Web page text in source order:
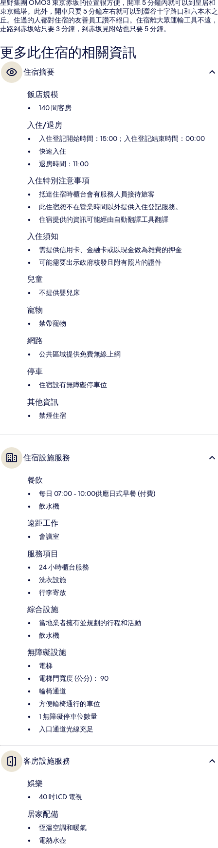
星野集團 OMO3 東京赤坂的位置很方便，開車 5 分鐘內就可以到皇居和
東京鐵塔。此外，開車只要 5 分鐘左右就可以到澀谷十字路口和六本木之
丘。住過的人都對住宿的友善員工讚不絕口。住宿離大眾運輸工具不遠，
走路到赤坂站只要 3 分鐘，到赤坂見附站也只要 5 分鐘。
更多此住宿的相關資訊
住宿摘要
飯店規模
140 間客房
入住/退房
入住登記開始時間：15:00；入住登記結束時間：00:00
快速入住
退房時間：11:00
入住特別注意事項
抵達住宿時櫃台會有服務人員接待旅客
此住宿恕不在營業時間以外提供入住登記服務。
住宿提供的資訊可能經由自動翻譯工具翻譯
入住須知
需提供信用卡、金融卡或以現金做為雜費的押金
可能需要出示政府核發且附有照片的證件
兒童
不提供嬰兒床
寵物
禁帶寵物
網路
公共區域提供免費無線上網
停車
住宿設有無障礙停車位
其他資訊
禁煙住宿
住宿設施服務
餐飲
每日 07:00 - 10:00供應日式早餐 (付費)
飲水機
遠距工作
會議室
服務項目
24 小時櫃台服務
洗衣設施
行李寄放
綜合設施
當地業者擁有並規劃的行程和活動
飲水機
無障礙設施
電梯
電梯門寬度 (公分)： 90
輪椅通道
方便輪椅通行的車位
1 無障礙停車位數量
入口通道光線充足
客房設施服務
娛樂
40 吋LCD 電視
居家配備
恆溫空調和暖氣
電熱水壺